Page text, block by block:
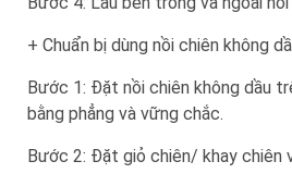
+ Chuẩn bị dùng nồi chiên không
Bước 1: Đặt nồi chiên không dầu
bằng phẳng và vững chắc.
Bước 2: Đặt giỏ chiên/ khay chiên